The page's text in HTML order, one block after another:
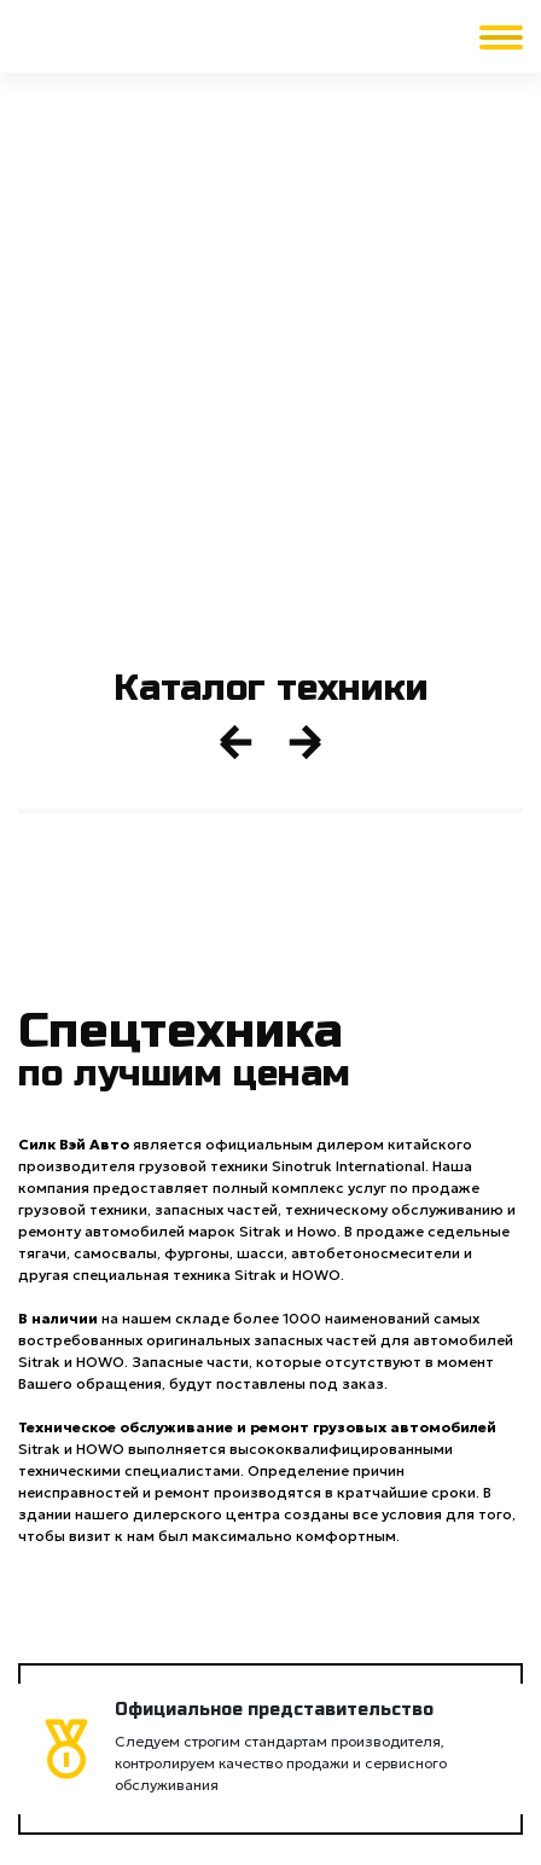
Каталог техники
Спецтехника
по лучшим ценам
Силк Вэй Авто является официальным дилером китайского
производителя грузовой техники Sinotruk International. Наша
компания предоставляет полный комплекс услуг по продаже
грузовой техники, запасных частей, техническому обслуживанию и
ремонту автомобилей марок Sitrak и Howo. В продаже седельные
тягачи, самосвалы, фургоны, шасси, автобетоносмесители и
другая специальная техника Sitrak и HOWO.
В наличии на нашем складе более 1000 наименований самых
востребованных оригинальных запасных частей для автомобилей
Sitrak и HOWO. Запасные части, которые отсутствуют в момент
Вашего обращения, будут поставлены под заказ.
Техническое обслуживание и ремонт грузовых автомобилей
Sitrak и HOWO выполняется высококвалифицированными
техническими специалистами. Определение причин
неисправностей и ремонт производятся в кратчайшие сроки. В
здании нашего дилерского центра созданы все условия для того,
чтобы визит к нам был максимально комфортным.
Официальное представительство
Следуем строгим стандартам производителя,
контролируем качество продажи и сервисного
обслуживания